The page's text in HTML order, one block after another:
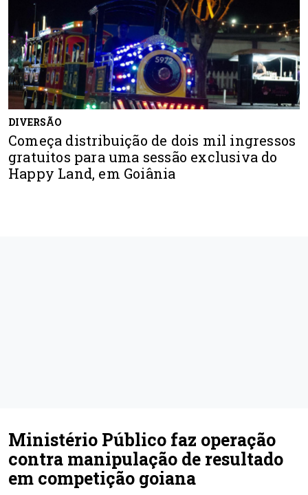
DIVERSÃO
Começa distribuição de dois mil ingressos
gratuitos para uma sessão exclusiva do
Happy Land, em Goiânia
Ministério Público faz operação
contra manipulação de resultado
em competição goiana